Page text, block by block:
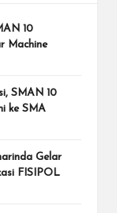
10
Machine
SMAN 10
ke SMA
Gelar
FISIPOL